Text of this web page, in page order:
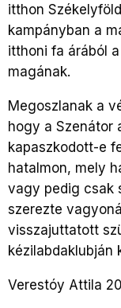
itthon
kampányban a
itthoni fa árából
magának.
Megoszlanak a
hogy a Szenátor
kapaszkodott-e
hatalmon, mely
vagy pedig csak
szerezte
visszajuttatott
kézilabdaklubján
Verestóy Attila